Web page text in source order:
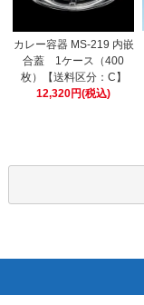
カレー容器 MS-219 内嵌
合蓋 1ケース（400
枚）【送料区分：C】
12,320円(税込)